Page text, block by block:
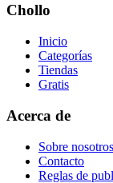
Chollo
Inicio
Categorías
Tiendas
Gratis
Acerca de
Sobre nosotros
Contacto
Reglas de